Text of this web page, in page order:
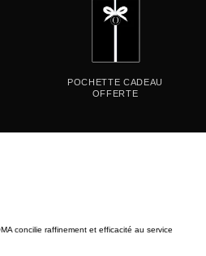
POCHETTE CADEAU
OFFERTE
concilie raffinement et efficacité au service